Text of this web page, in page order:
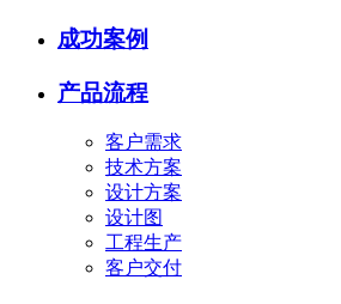
成功案例
产品流程
客户需求
技术方案
设计方案
设计图
工程生产
客户交付